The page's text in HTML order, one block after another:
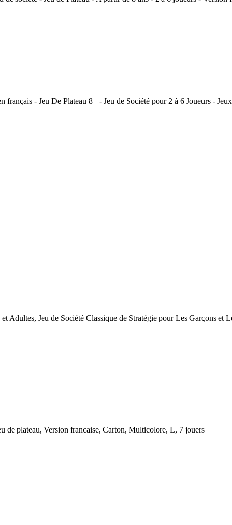
- Jeu De Plateau 8+ - Jeu de Société pour 2 à 6 Joueurs -
Adultes, Jeu de Société Classique de Stratégie pour Les Garçons et
de plateau, Version francaise, Carton, Multicolore, L, 7 jouers